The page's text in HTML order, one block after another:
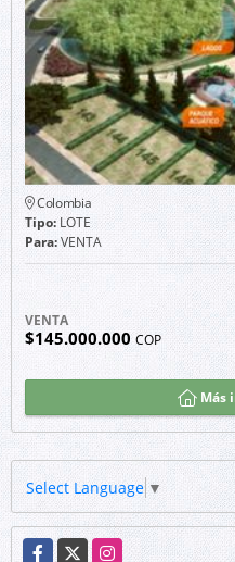
Colombia
Tipo:LOTE
Para:VENTA
VENTA
$145.000.000COP
Más
Select Language ▼
Facebook
X Instagram